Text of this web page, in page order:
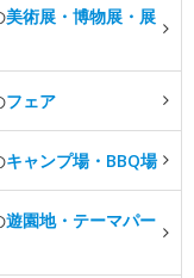
美術展・博物展・展
フェア
キャンプ場・BBQ場
遊園地・テーマパー